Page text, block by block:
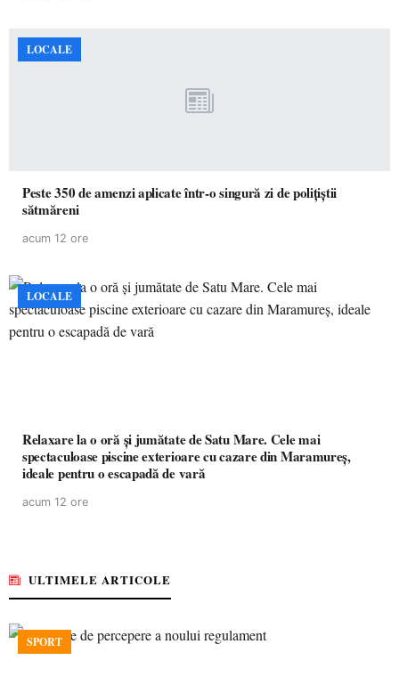
LOCALE
Peste 350 de amenzi aplicate într-o singură zi de polițiștii
sătmăreni
acum 12 ore
LOCALE
Relaxare la o oră și jumătate de Satu Mare. Cele mai
spectaculoase piscine exterioare cu cazare din Maramureș,
ideale pentru o escapadă de vară
acum 12 ore
ULTIMELE ARTICOLE
SPORT